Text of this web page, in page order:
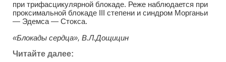
при трифасцикулярной блокаде. Реже наблюдается при
проксимальной блокаде III степени и синдром Морганьи
— Эдемса — Стокса.
«Блокады сердца», В.Л.Дощицин
Читайте далее: